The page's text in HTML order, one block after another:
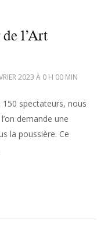
l’Art
2023 À 0 H 00 MIN
spectateurs, nous
demande une
la poussière. Ce